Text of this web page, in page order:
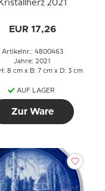
2021
EUR 17,26
Artikelnr.: 4800463
Jahre: 2021
8 cm x B: 7 cm x D: 3 cm
AUF LAGER
Zur Ware